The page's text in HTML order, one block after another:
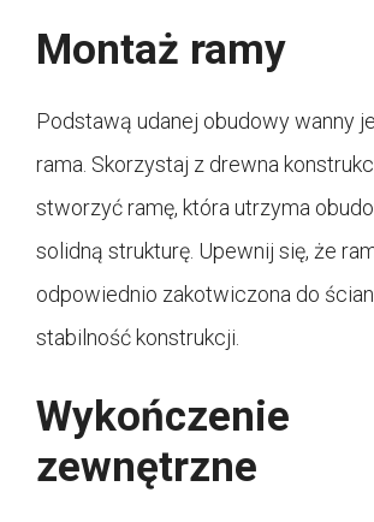
Montaż ramy
Podstawą udanej obudowy wanny
rama. Skorzystaj z drewna
stworzyć ramę, która utrzyma
solidną strukturę. Upewnij się, że
odpowiednio zakotwiczona do
stabilność konstrukcji.
Wykończenie
zewnętrzne